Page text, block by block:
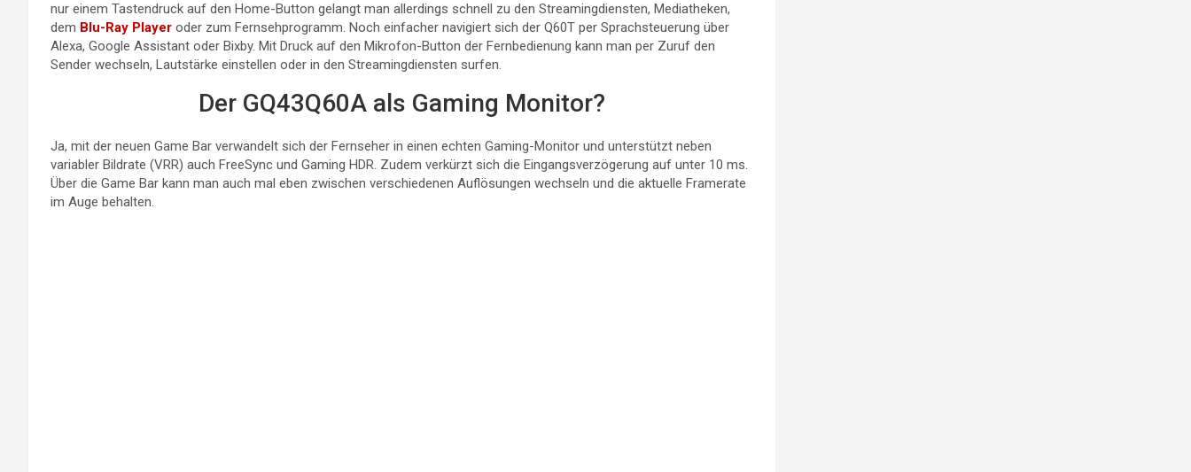
nur einem Tastendruck auf den Home-Button gelangt man allerdings schnell zu den Streamingdiensten, Mediatheken,
dem Blu-Ray Player oder zum Fernsehprogramm. Noch einfacher navigiert sich der Q60T per Sprachsteuerung über
Alexa, Google Assistant oder Bixby. Mit Druck auf den Mikrofon-Button der Fernbedienung kann man per Zuruf den
Sender wechseln, Lautstärke einstellen oder in den Streamingdiensten surfen.
Der GQ43Q60A als Gaming Monitor?
Ja, mit der neuen Game Bar verwandelt sich der Fernseher in einen echten Gaming-Monitor und unterstützt neben
variabler Bildrate (VRR) auch FreeSync und Gaming HDR. Zudem verkürzt sich die Eingangsverzögerung auf unter 10 ms.
Über die Game Bar kann man auch mal eben zwischen verschiedenen Auflösungen wechseln und die aktuelle Framerate
im Auge behalten.